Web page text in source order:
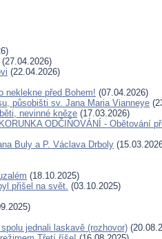
(27.04.2026)
(22.04.2026)
neklekne před Bohem! (07.04.2026)
působišti sv. Jana Maria Vianneye
nevinné kněze (17.03.2026)
ODČIŇOVÁNÍ - Obětování
Buly a P. Václava Drboly
(18.10.2025)
přišel na svět. (03.10.2025)
jednali laskavě (rozhovor)